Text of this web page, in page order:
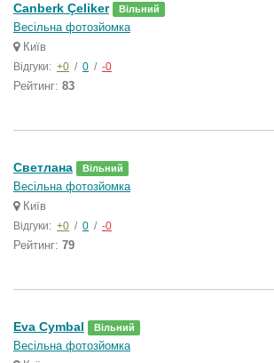
Canberk Çeliker Вільний
Весільна фотозйомка
Київ
Відгуки: +0 / 0 / -0
Рейтинг: 83
Светлана Вільний
Весільна фотозйомка
Київ
Відгуки: +0 / 0 / -0
Рейтинг: 79
Eva Cymbal Вільний
Весільна фотозйомка